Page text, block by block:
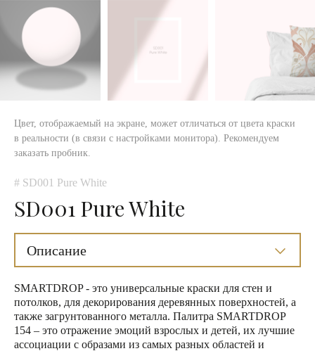
Цвет, отображаемый на экране, может отличаться от цвета краски
в реальности (в связи с настройками монитора). Рекомендуем
заказать пробник.
# SD001 Pure White
SD001 Pure White
Описание
SMARTDROP - это универсальные краски для стен и
потолков, для декорирования деревянных поверхностей, а
также загрунтованного металла. Палитра SMARTDROP
154 – это отражение эмоций взрослых и детей, их лучшие
ассоциации с образами из самых разных областей и